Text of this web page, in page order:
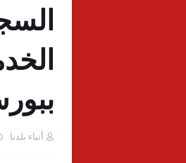
أنباء بلدنا